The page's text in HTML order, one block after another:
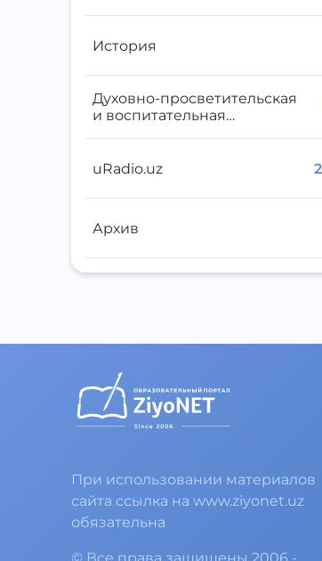
История
Духовно-просветительская
и воспитательная
uRadio.uz
Архив
При использовании материалов
сайта ссылка на www.ziyonet.uz
обязательна